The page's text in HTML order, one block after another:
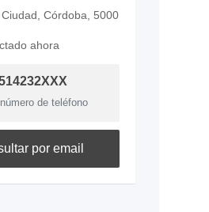
Córdoba, 5000
ahora
de teléfono
por email